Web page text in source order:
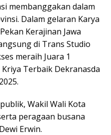
membanggakan dalam
Dalam gelaran Karya
Kerajinan Jawa
di Trans Studio
meraih Juara 1
Terbaik Dekranasda
Wakil Wali Kota
peragaan busana
Erwin.